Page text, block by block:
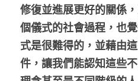
修復並進展更好的關係
個儀式的社會過程，也
式是很難得的，並藉由
件，讓我們能認知這些